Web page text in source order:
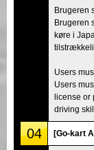
Brugeren
Brugeren
køre i
Users
Users
license or
driving
04 [Go-kart